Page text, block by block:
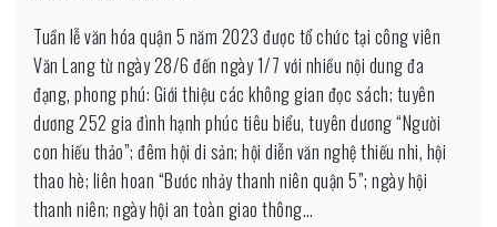
Tuần lễ văn hóa quận 5 năm 2023 được tổ chức tại công viên
Văn Lang từ ngày 28/6 đến ngày 1/7 với nhiều nội dung đa
đạng, phong phú: Giới thiệu các không gian đọc sách; tuyên
dương 252 gia đình hạnh phúc tiêu biểu, tuyên dương “Người
con hiếu thảo”; đêm hội di sản; hội diễn văn nghệ thiếu nhi, hội
thao hè; liên hoan “Bước nhảy thanh niên quận 5”; ngày hội
thanh niên; ngày hội an toàn giao thông…